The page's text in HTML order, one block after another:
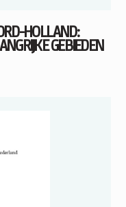
HOLLAND:
GEBIEDEN